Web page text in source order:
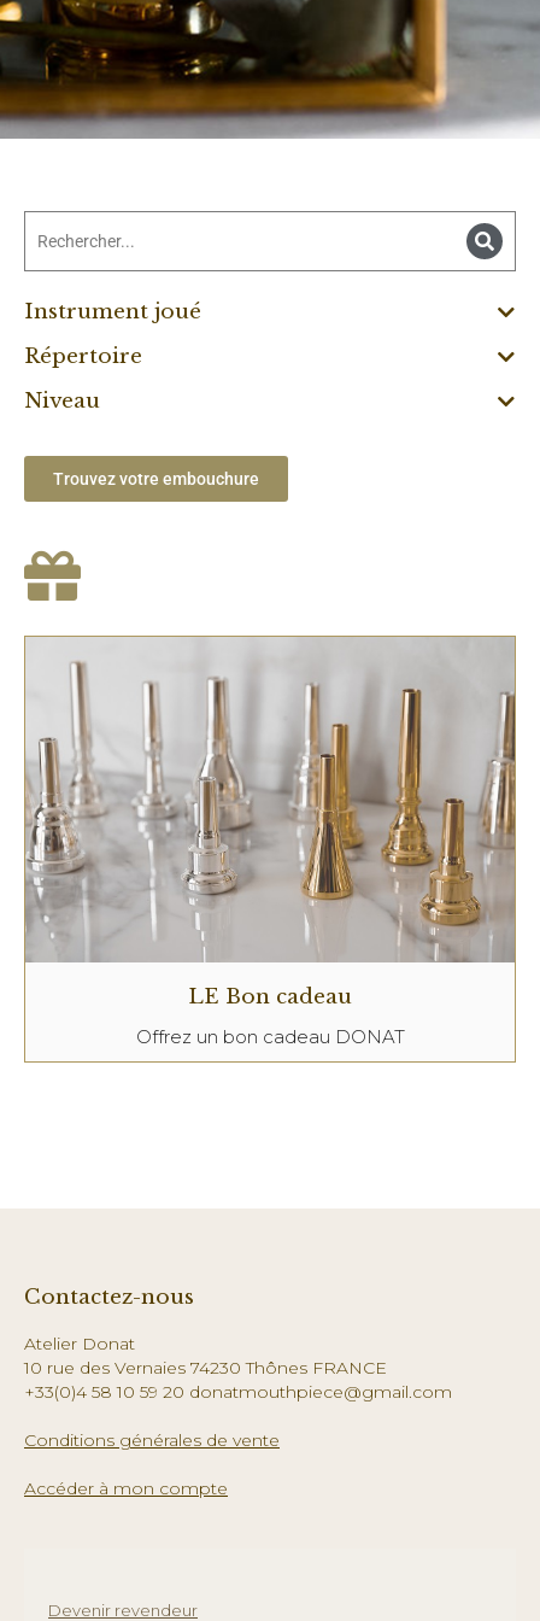
Instrument joué
Répertoire
Niveau
Trouvez votre embouchure
LE Bon cadeau
Offrez un bon cadeau DONAT
Contactez-nous
Atelier Donat
10 rue des Vernaies 74230 Thônes FRANCE
+33(0)4 58 10 59 20 donatmouthpiece@gmail.com
Conditions générales de vente
Accéder à mon compte
Devenir revendeur